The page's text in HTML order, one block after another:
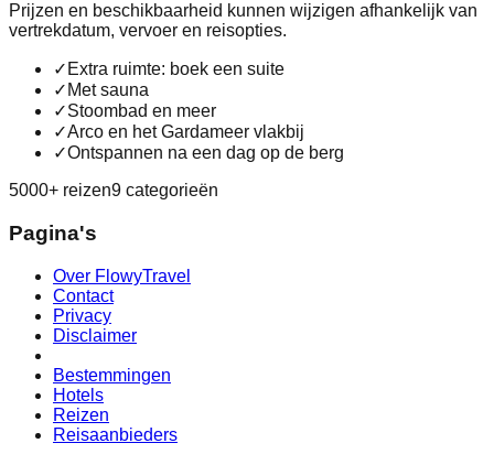
Prijzen en beschikbaarheid kunnen wijzigen afhankelijk van
vertrekdatum, vervoer en reisopties.
✓ Extra ruimte: boek een suite
✓ Met sauna
✓Stoombad en meer
✓Arco en het Gardameer vlakbij
✓Ontspannen na een dag op de berg
5000+ reizen9 categorieën
Pagina's
Over FlowyTravel
Contact
Privacy
Disclaimer
Bestemmingen
Hotels
Reizen
Reisaanbieders